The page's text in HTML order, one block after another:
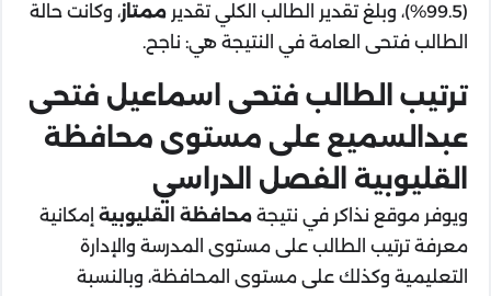
(99.5%)، وبلغ تقدير الطالب الكلي تقدير
ممتاز، وكانت حالة
الطالب فتحى العامة في النتيجة هي: ناجح.
ترتيب الطالب فتحى اسماعيل فتحى
عبدالسميع على مستوى محافظة
القليوبية الفصل الدراسي
ويوفر موقع نذاكر في نتيجةمحافظة القليوبية إمكانية
معرفة ترتيب الطالب على مستوى المدرسة والإدارة
التعليمية وكذلك على مستوى المحافظة، وبالنسبة